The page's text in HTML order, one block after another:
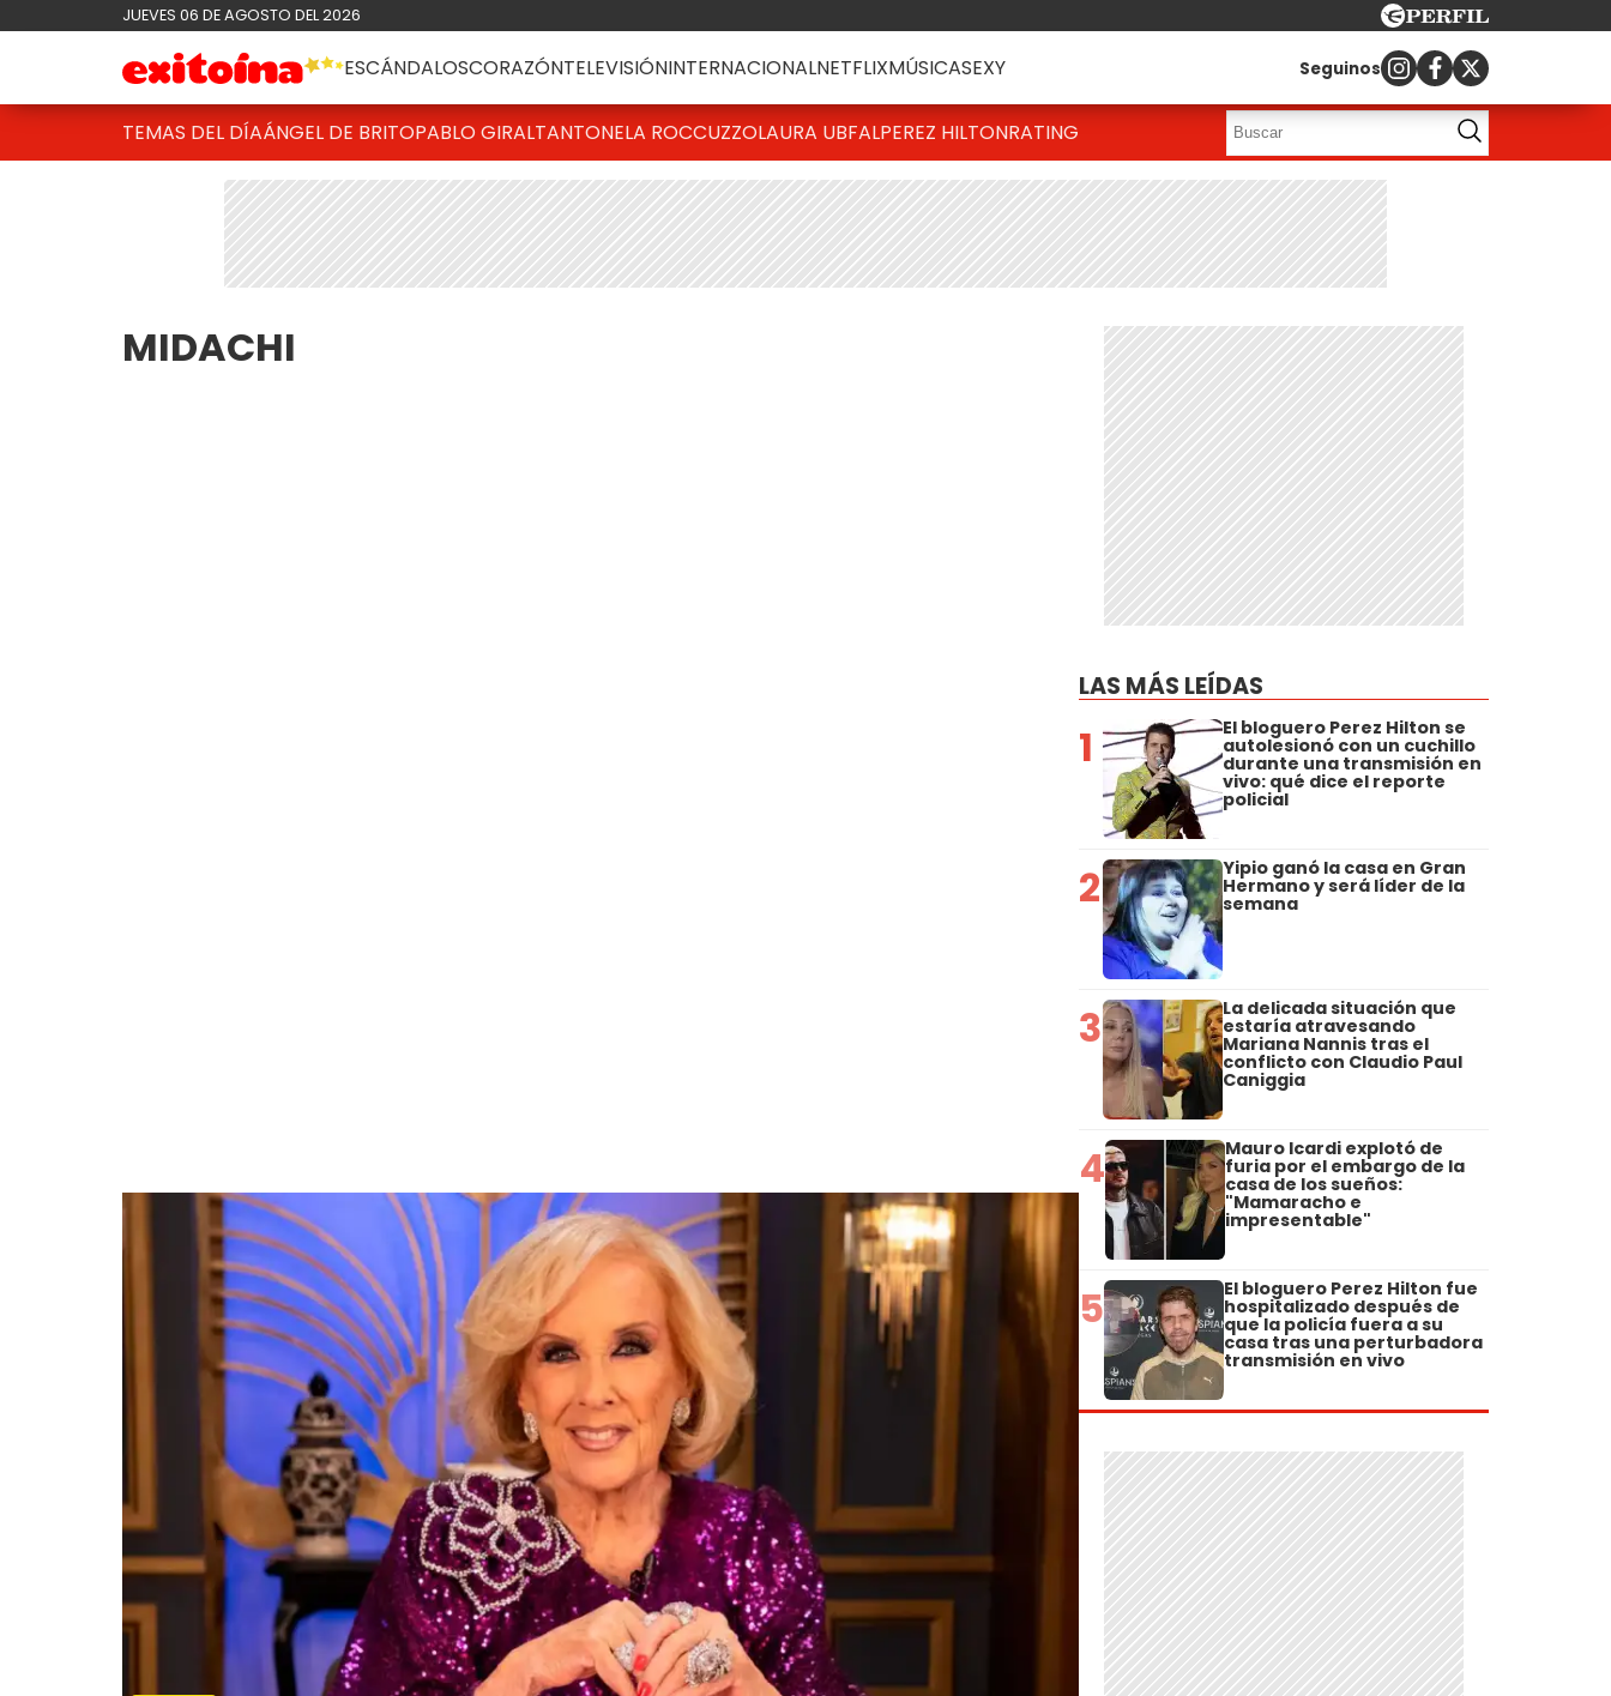
JUEVES 06 DE AGOSTO DEL 2026
ESCÁNDALOSCORAZÓNTELEVISIÓNINTERNACIONALNETFLIXMÚSICASEXY Seguinos
TEMAS DEL DÍAÁNGEL DE BRITOPABLO GIRALTANTONELA ROCCUZZOLAURA UBFALPEREZ HILTONRATING
MIDACHI
LAS MÁS LEÍDAS
1 El bloguero Perez Hilton se
autolesionó con un cuchillo
durante una transmisión en
vivo: qué dice el reporte
policial
2 Yipio ganó la casa en Gran
Hermano y será líder de la
semana
3 La delicada situación que
estaría atravesando
Mariana Nannis tras el
conflicto con Claudio Paul
Caniggia
4 Mauro Icardi explotó de
furia por el embargo de la
casa de los sueños:
"Mamaracho e
impresentable"
5 El bloguero Perez Hilton fue
hospitalizado después de
que la policía fuera a su
casa tras una perturbadora
transmisión en vivo